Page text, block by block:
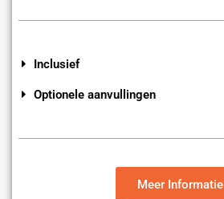
Inclusief
Optionele aanvullingen
Meer Informatie